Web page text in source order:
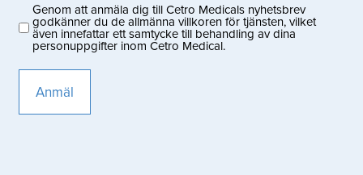
Privacy
(Obligatoriskt)
Genom att anmäla dig till Cetro Medicals nyhetsbrev
godkänner du de allmänna villkoren för tjänsten, vilket
även innefattar ett samtycke till behandling av dina
personuppgifter inom Cetro Medical.